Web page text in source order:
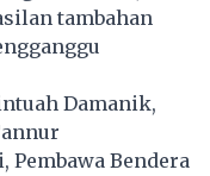
tambahan
Damanik,
Pembawa Bendera